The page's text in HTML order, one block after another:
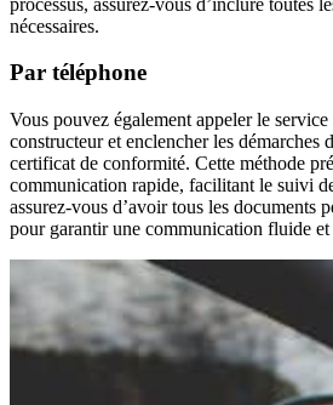
nécessaires.
Par téléphone
Vous pouvez également appeler le
constructeur et enclencher les démarches
certificat de conformité. Cette méthode
communication rapide, facilitant le suivi
assurez-vous d’avoir tous les documents
pour garantir une communication fluide et